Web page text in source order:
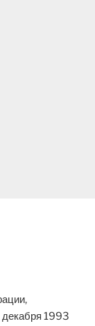
декабря 1993